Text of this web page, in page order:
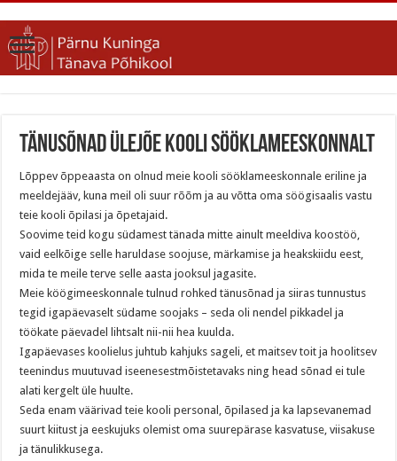
Tänusõnad Ülejõe kooli sööklameeskonnalt
Lõppev õppeaasta on olnud meie kooli sööklameeskonnale eriline ja
meeldejääv, kuna meil oli suur rõõm ja au võtta oma söögisaalis vastu
teie kooli õpilasi ja õpetajaid.
Soovime teid kogu südamest tänada mitte ainult meeldiva koostöö,
vaid eelkõige selle haruldase soojuse, märkamise ja heakskiidu eest,
mida te meile terve selle aasta jooksul jagasite.
Meie köögimeeskonnale tulnud rohked tänusõnad ja siiras tunnustus
tegid igapäevaselt südame soojaks – seda oli nendel pikkadel ja
töökate päevadel lihtsalt nii-nii hea kuulda.
Igapäevases koolielus juhtub kahjuks sageli, et maitsev toit ja hoolitsev
teenindus muutuvad iseenesestmõistetavaks ning head sõnad ei tule
alati kergelt üle huulte.
Seda enam väärivad teie kooli personal, õpilased ja ka lapsevanemad
suurt kiitust ja eeskujuks olemist oma suurepärase kasvatuse, viisakuse
ja tänulikkusega.